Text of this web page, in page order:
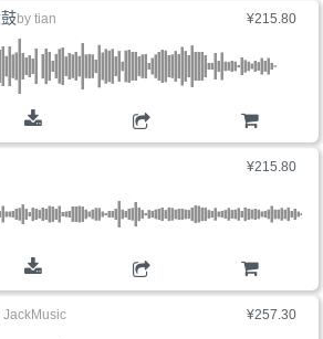
¥215.80
购物车
by tian
¥215.80
购物车
¥257.30
JackMusic